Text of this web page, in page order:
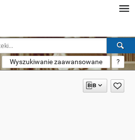
Wyszukiwanie zaawansowane ?